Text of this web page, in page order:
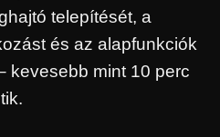
telepítését, a
és az alapfunkciók
kevesebb mint 10 perc